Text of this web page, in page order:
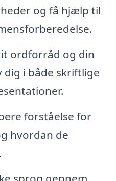
og få hjælp til
ordforråd og din
i både skriftlige
forståelse for
hvordan de